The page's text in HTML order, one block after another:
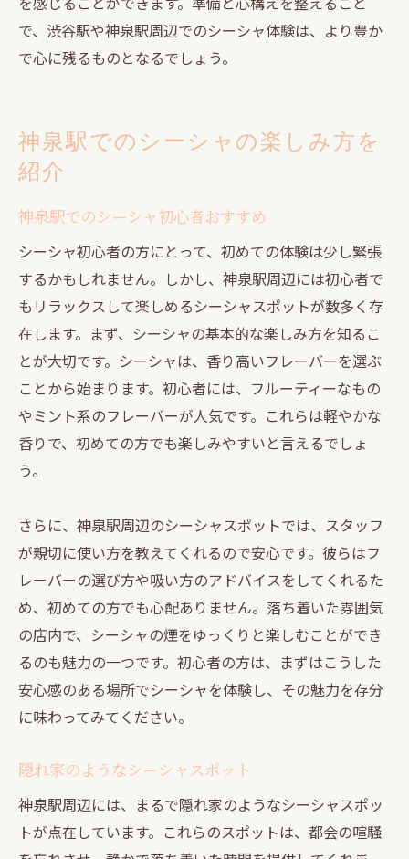
で、渋谷駅や神泉駅周辺でのシーシャ体験は、より豊か
で心に残るものとなるでしょう。
神泉駅でのシーシャの楽しみ方を
紹介
神泉駅でのシーシャ初心者おすすめ
シーシャ初心者の方にとって、初めての体験は少し緊張
するかもしれません。しかし、神泉駅周辺には初心者で
もリラックスして楽しめるシーシャスポットが数多く存
在します。まず、シーシャの基本的な楽しみ方を知るこ
とが大切です。シーシャは、香り高いフレーバーを選ぶ
ことから始まります。初心者には、フルーティーなもの
やミント系のフレーバーが人気です。これらは軽やかな
香りで、初めての方でも楽しみやすいと言えるでしょ
う。
さらに、神泉駅周辺のシーシャスポットでは、スタッフ
が親切に使い方を教えてくれるので安心です。彼らはフ
レーバーの選び方や吸い方のアドバイスをしてくれるた
め、初めての方でも心配ありません。落ち着いた雰囲気
の店内で、シーシャの煙をゆっくりと楽しむことができ
るのも魅力の一つです。初心者の方は、まずはこうした
安心感のある場所でシーシャを体験し、その魅力を存分
に味わってみてください。
隠れ家のようなシーシャスポット
神泉駅周辺には、まるで隠れ家のようなシーシャスポッ
トが点在しています。これらのスポットは、都会の喧騒